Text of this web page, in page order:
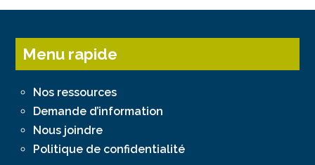
Menu rapide
Nos ressources
Demande d’information
Nous joindre
Politique de confidentialité